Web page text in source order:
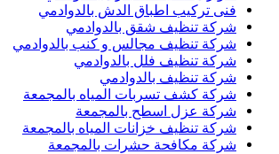
فنى تركيب اطباق الدش بالدوادمي
شركة تنظيف شقق بالدوادمي
شركة تنظيف مجالس و كنب بالدوادمي
شركة تنظيف فلل بالدوادمي
شركة تنظيف بالدوادمي
شركة كشف تسربات المياه بالمجمعة
شركة عزل اسطح بالمجمعة
شركة تنظيف خزانات المياه بالمجمعة
شركة مكافحة حشرات بالمجمعة